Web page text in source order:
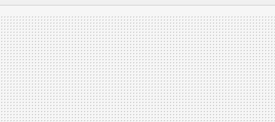
FACEBOOKTWITTERFLIPBOARD
E-
MAIL
WHATSAPP